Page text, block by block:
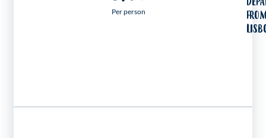
Per person